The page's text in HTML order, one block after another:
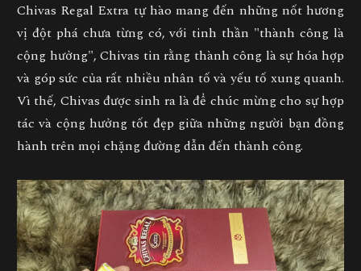
Chivas Regal Extra tự hào mang đến những nốt hương
vị đột phá chưa từng có, với tinh thần "thành công là
cộng hưởng", Chivas tin rằng thành công là sự hóa hợp
và góp sức của rất nhiều nhân tố và yếu tố xung quanh.
Vì thế, Chivas được sinh ra là để chúc mừng cho sự hợp
tác và cộng hưởng tốt đẹp giữa những người bạn đồng
hành trên mọi chặng đường dẫn đến thành công.